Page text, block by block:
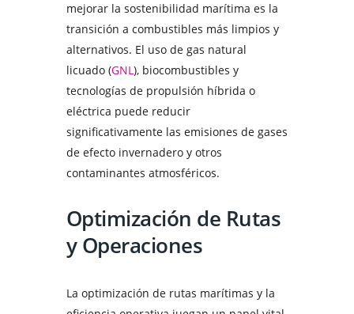
mejorar la sostenibilidad marítima es la
transición a combustibles más limpios y
alternativos. El uso de gas natural
licuado (GNL), biocombustibles y
tecnologías de propulsión híbrida o
eléctrica puede reducir
significativamente las emisiones de gases
de efecto invernadero y otros
contaminantes atmosféricos.
Optimización de Rutas
y Operaciones
La optimización de rutas marítimas y la